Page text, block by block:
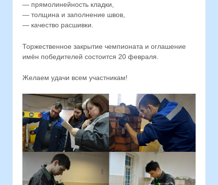
— прямолинейность кладки,
— толщина и заполнение швов,
— качество расшивки.
Торжественное закрытие чемпионата и оглашение
имён победителей состоится 20 февраля.
Желаем удачи всем участникам!